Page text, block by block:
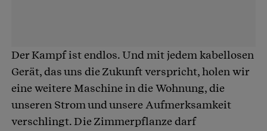
Der Kampf ist endlos. Und mit jedem kabellosen
Gerät, das uns die Zukunft verspricht, holen wir
eine weitere Maschine in die Wohnung, die
unseren Strom und unsere Aufmerksamkeit
verschlingt. Die Zimmerpflanze darf